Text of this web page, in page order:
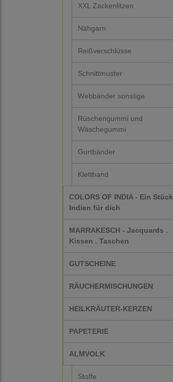
XXL Zackenlitzen
Nähgarn
Reißverschlüsse
Schnittmuster
Webbänder sonstige
Rüschengummi und
Wäschegummi
Gurtbänder
Klettband
COLORS OF INDIA - Ein Stück
Indien für dich
MARRAKESCH - Jacquards .
Kissen . Taschen
GUTSCHEINE
RÄUCHERMISCHUNGEN
HEILKRÄUTER-KERZEN
PAPETERIE
ALMVOLK
Stoffe